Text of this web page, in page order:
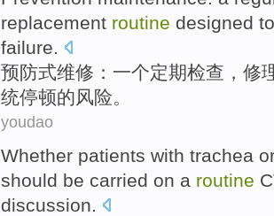
replacement routine designed to
failure.
预防式维修 ： 一个定期检查 ， 修
统停顿的风险。
youdao
Whether patients with trachea
should be carried on a routine
discussion.